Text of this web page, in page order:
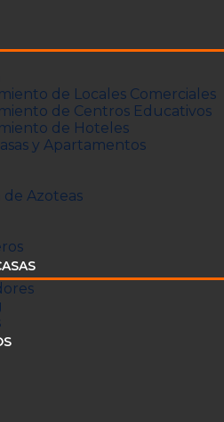
de Locales Comerciales
de Centros Educativos
de Hoteles
y Apartamentos
Azoteas